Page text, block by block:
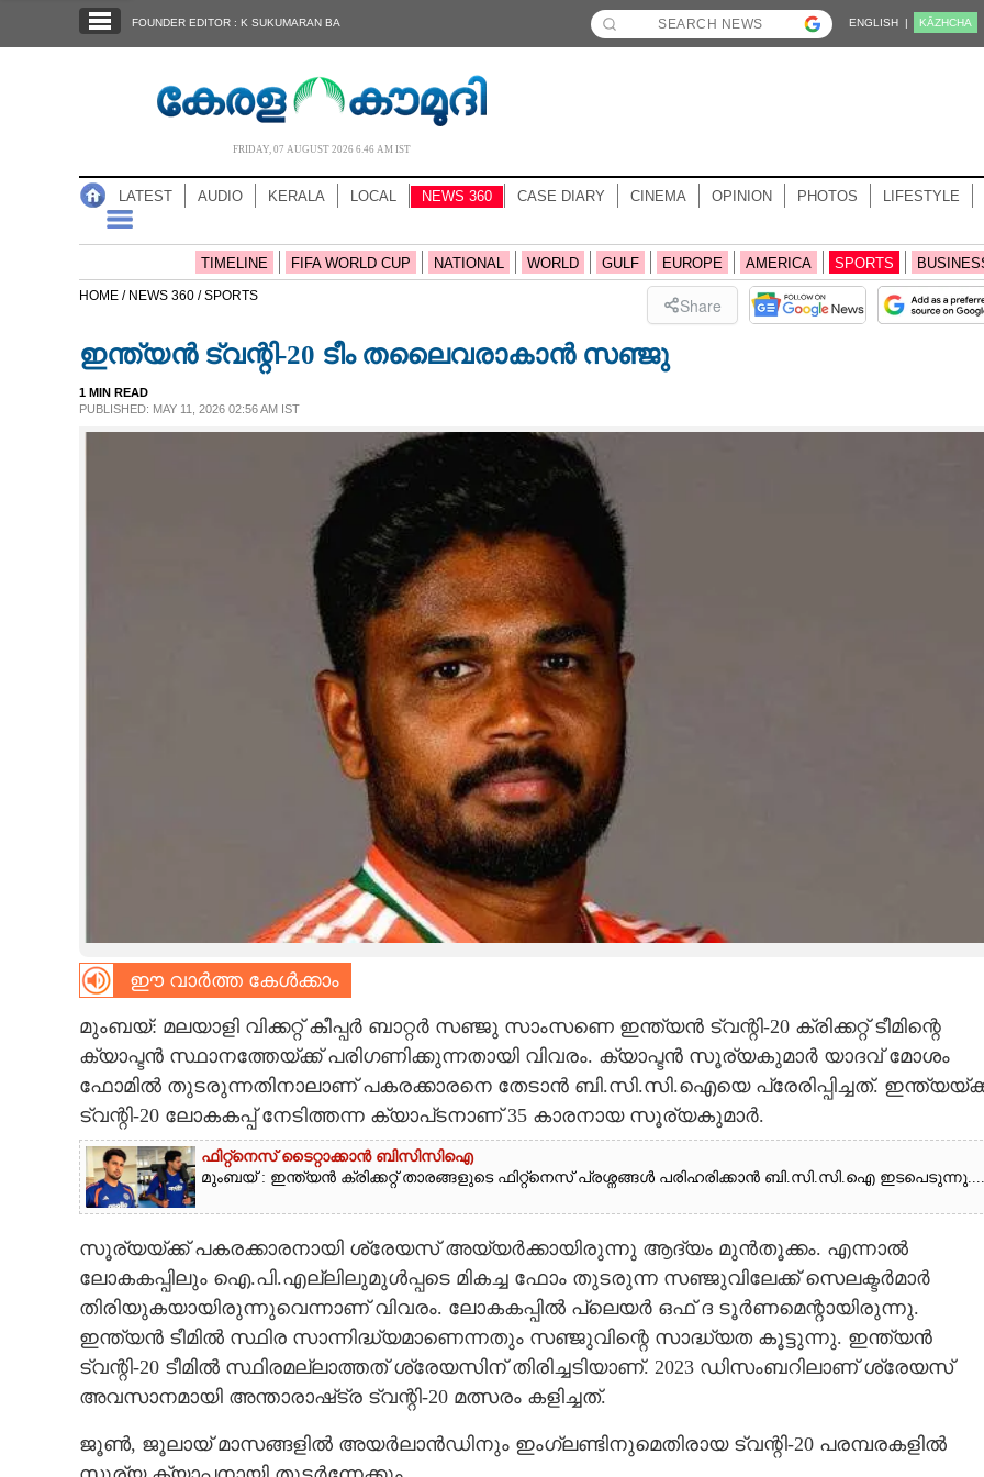
NOTIFIED NEWS
CARTOONS
LITERATURE
CONTACT US
FOUNDER EDITOR : K SUKUMARAN BA ENGLISH | KĀZHCHA
FRIDAY, 07 AUGUST 2026 6.46 AM IST
LATEST AUDIO KERALA LOCAL NEWS 360 CASE DIARY CINEMA OPINION PHOTOS LIFESTYLE
TIMELINE FIFA WORLD CUP NATIONAL WORLD GULF EUROPE AMERICA SPORTS
HOME / NEWS 360 /SPORTS Share
ഇന്ത്യൻ ട്വന്റി-20 ടീം തലൈവരാകാൻ സഞ്ജു
1 MIN READ
PUBLISHED: MAY 11, 2026 02:56 AM IST
ഈ വാർത്ത കേൾക്കാം
മുംബയ്: മലയാളി വിക്കറ്റ് കീപ്പർ ബാറ്റർ സഞ്ജു സാംസണെ ഇന്ത്യൻ ട്വന്റി-20 ക്രിക്കറ്റ് ടീമിന്റെ
ക്യാപ്ടൻ സ്ഥാനത്തേയ്ക്ക് പരിഗണിക്കുന്നതായി വിവരം. ക്യാപ്ടൻ സൂര്യകുമാർ യാദവ് മോശം
ഫോമിൽ തുടരുന്നതിനാലാണ് പകരക്കാരനെ തേടാൻ ബി.സി.സി.ഐയെ പ്രേരിപ്പിച്ചത്.
ട്വന്റി-20 ലോകകപ്പ് നേടിത്തന്ന ക്യാപ്‌ടനാണ് 35 കാരനായ സൂര്യകുമാർ.
ഫിറ്റ്നെസ് ടൈറ്റാക്കാൻ ബിസിസിഐ
മുംബയ് : ഇന്ത്യൻ ക്രിക്കറ്റ് താരങ്ങളുടെ ഫിറ്റ്നെസ് പ്രശ്നങ്ങൾ പരിഹരിക്കാൻ ബി.സി.സി.ഐ ഇടപെടുന്നു....
സൂര്യയ്ക്ക് പകരക്കാരനായി ശ്രേയസ് അയ്യർ‌ക്കായിരുന്നു ആദ്യം മുൻതൂക്കം. എന്നാൽ
ലോകകപ്പിലും ഐ.പി.എല്ലിലുമുൾപ്പടെ മികച്ച ഫോം തുടരുന്ന സഞ്ജുവിലേക്ക് സെലക്ടർമാർ
തിരിയുകയായിരുന്നുവെന്നാണ് വിവരം. ലോകകപ്പിൽ പ്ലെയർ ഒഫ് ദ ടൂർണമെന്റായിരുന്നു.
ഇന്ത്യൻ ടീമിൽ സ്ഥിര സാന്നിദ്ധ്യമാണെന്നതും സഞ്ജുവിന്റെ സാദ്ധ്യത കൂട്ടുന്നു. ഇന്ത്യൻ
ട്വന്റി-20 ടീമിൽ സ്ഥിരമല്ലാത്തത് ശ്രേയസിന് തിരിച്ചടിയാണ്. 2023 ഡിസംബറിലാണ് ശ്രേയസ്
അവസാനമായി അന്താരാഷ്‌ട്ര ട്വന്റി-20 മത്സരം കളിച്ചത്.
ജൂൺ, ജൂലായ് മാസങ്ങളിൽ അയർലാൻഡിനും ഇംഗ്ലണ്ടിനുമെതിരായ ട്വന്റി-20 പരമ്പരകളിൽ